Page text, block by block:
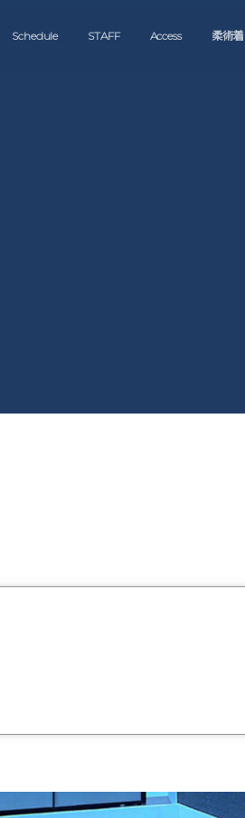
Schedule STAFF Access 柔術着